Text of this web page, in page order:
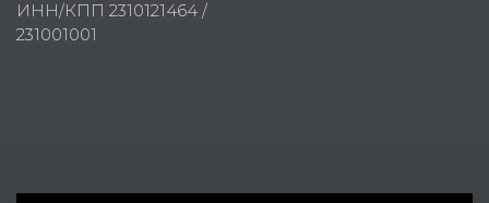
ИНН/КПП 2310121464 /
231001001